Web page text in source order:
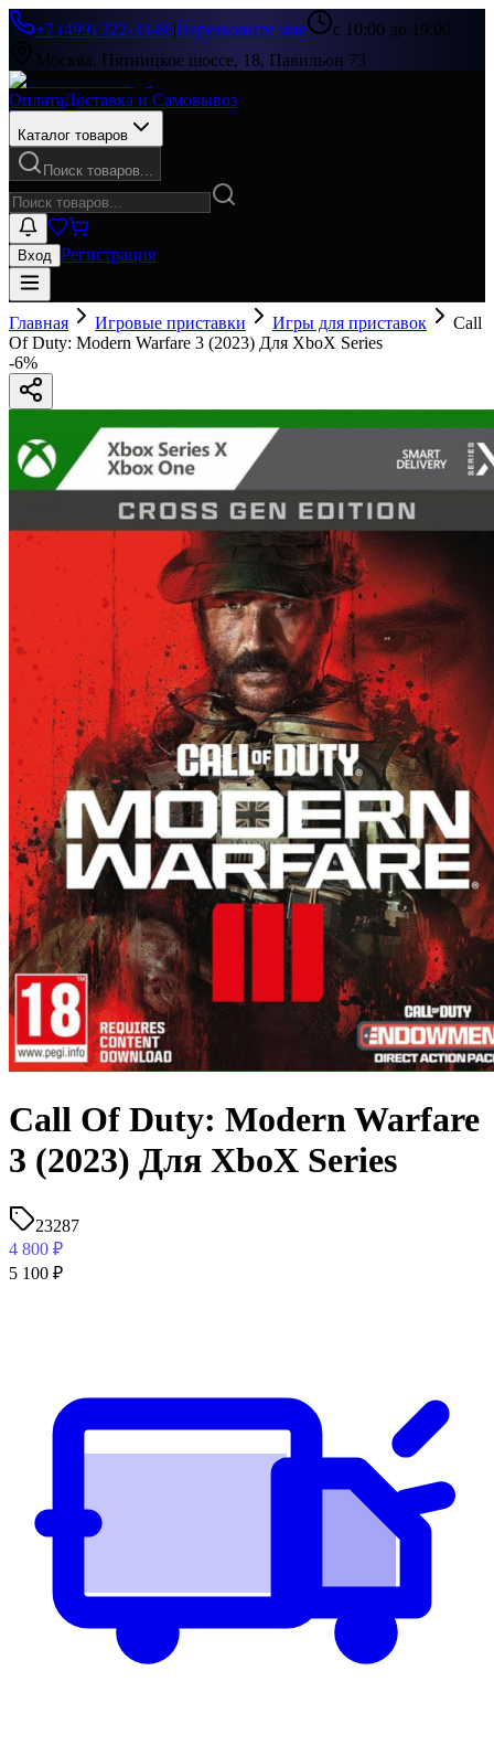
+7 (499) 322-33-86|Перезвоните мне
с 10:00 до 19:00
Москва, Пятницкое шоссе, 18, Павильон 73
ОплатаДоставка и Самовывоз
Каталог товаров
Поиск товаров...
Вход Регистрация
Главная Игровые приставки Игры для приставок
Call
Of Duty: Modern Warfare 3 (2023) Для XboX Series
-6%
Call Of Duty: Modern Warfare
3 (2023) Для XboX Series
23287
4 800 ₽
5 100 ₽